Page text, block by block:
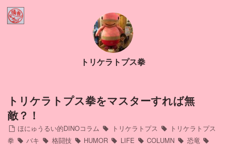
Home
ほにゅうるい的DINOコラム
Profile
インスタ
トリケラトプス拳
トリケラトプス拳をマスターすれば無
敵？！
ほにゅうるい的DINOコラム トリケラトプス
トリケラトプス
拳
バキ 格闘技 HUMOR LIFE COLUMN
恐竜